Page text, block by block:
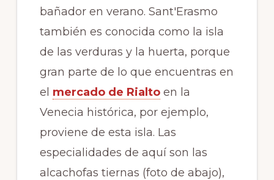
bañador en verano. Sant'Erasmo
también es conocida como la isla
de las verduras y la huerta, porque
gran parte de lo que encuentras en
el mercado de Rialtoen la
Venecia histórica, por ejemplo,
proviene de esta isla. Las
especialidades de aquí son las
alcachofas tiernas (foto de abajo),